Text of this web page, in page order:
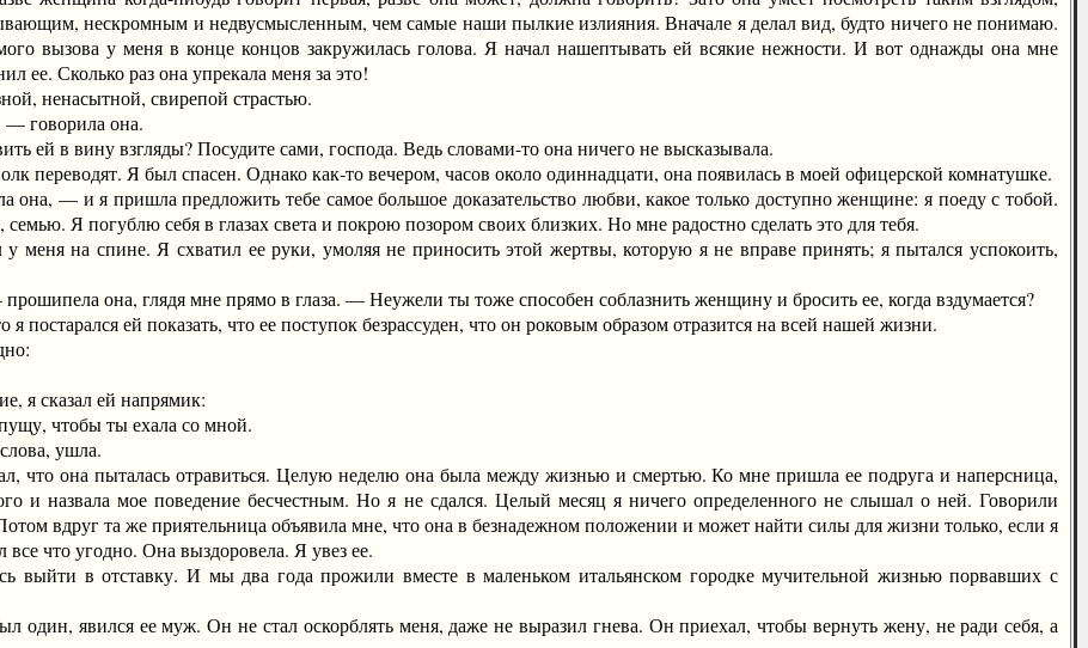
нескромным и недвусмысленным, чем самые наши пылкие излияния. Вначале я делал вид, будто ничего не понимаю.
вызова у меня в конце концов закружилась голова. Я начал нашептывать ей всякие нежности. И вот однажды она мне
ее. Сколько раз она упрекала меня за это!
ненасытной, свирепой страстью.
говорила она.
ей в вину взгляды? Посудите сами, господа. Ведь словами-то она ничего не высказывала.
переводят. Я был спасен. Однако как-то вечером, часов около одиннадцати, она появилась в моей офицерской комнатушке.
— и я пришла предложить тебе самое большое доказательство любви, какое только доступно женщине: я поеду с тобой.
Я погублю себя в глазах света и покрою позором своих близких. Но мне радостно сделать это для тебя.
на спине. Я схватил ее руки, умоляя не приносить этой жертвы, которую я не вправе принять; я пытался успокоить,
она, глядя мне прямо в глаза. — Неужели ты тоже способен соблазнить женщину и бросить ее, когда вздумается?
постарался ей показать, что ее поступок безрассуден, что он роковым образом отразится на всей нашей жизни.
я сказал ей напрямик:
чтобы ты ехала со мной.
ушла.
она пыталась отравиться. Целую неделю она была между жизнью и смертью. Ко мне пришла ее подруга и наперсница,
и назвала мое поведение бесчестным. Но я не сдался. Целый месяц я ничего определенного не слышал о ней. Говорили
вдруг та же приятельница объявила мне, что она в безнадежном положении и может найти силы для жизни только, если я
что угодно. Она выздоровела. Я увез ее.
в отставку. И мы два года прожили вместе в маленьком итальянском городке мучительной жизнью порвавших с
явился ее муж. Он не стал оскорблять меня, даже не выразил гнева. Он приехал, чтобы вернуть жену, не ради себя, а